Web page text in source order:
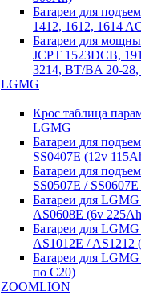
Батареи для
1412, 1612, 1614
Батареи для
JCPT 1523DCB,
3214, BT/BA 20-28,
LGMG
Крос таблица
LGMG
Батареи для
SS0407E (12v
Батареи для
SS0507E /
Батареи для
AS0608E (6v
Батареи для
AS1012E /
Батареи для
по С20)
ZOOMLION